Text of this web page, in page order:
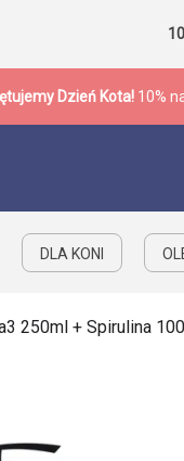
Dzień Kota! 10%
DLA KONI
250ml + Spirulina